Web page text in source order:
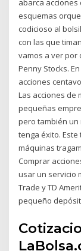
abarca
esquemas
codicioso al
con las que
vamos a ver por
Penny Stocks.
acciones
Las acciones de
pequeñas
pero también un
tenga éxito. Este
máquinas
Comprar
usar un servicio
Trade y TD
pequeño